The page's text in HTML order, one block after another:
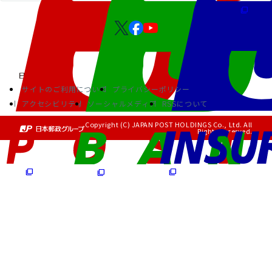
サイトのご利用について
プライバシーポリシー
アクセシビリティ
ソーシャルメディア RSSについて
Copyright (C) JAPAN POST HOLDINGS Co., Ltd. All
Rights Reserved.